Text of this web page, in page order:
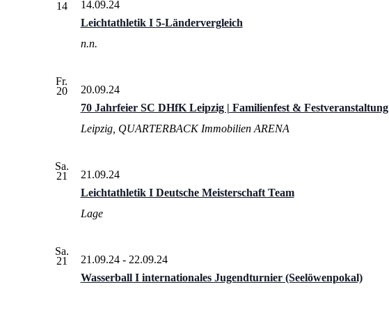
14
Leichtathletik I 5-Ländervergleich
14.09.24
n.n.
Fr.
20
70 Jahrfeier SC DHfK Leipzig | Familienfest & Festveranstaltung
20.09.24
Leipzig, QUARTERBACK Immobilien ARENA
Sa.
21
Leichtathletik I Deutsche Meisterschaft Team
21.09.24
Lage
Sa.
21
Wasserball I internationales Jugendturnier (Seelöwenpokal)
21.09.24- 22.09.24